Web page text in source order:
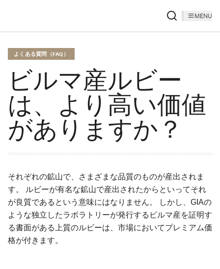
MENU
よくある質問（FAQ）
ビルマ産ルビー
は、より高い価値
がありますか？
それぞれの鉱山で、さまざまな品質のものが産出されま
す。 ルビーが有名な鉱山で産出されたからといってそれ
が良質であるという意味にはなりません。 しかし、GIAの
ような独立したラボラトリーが発行するビルマ産を証明す
る書面がある上質のルビーは、市場においてプレミアム価
格が付きます。